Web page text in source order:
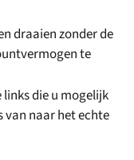
draaien zonder de
te
die u mogelijk
naar het echte